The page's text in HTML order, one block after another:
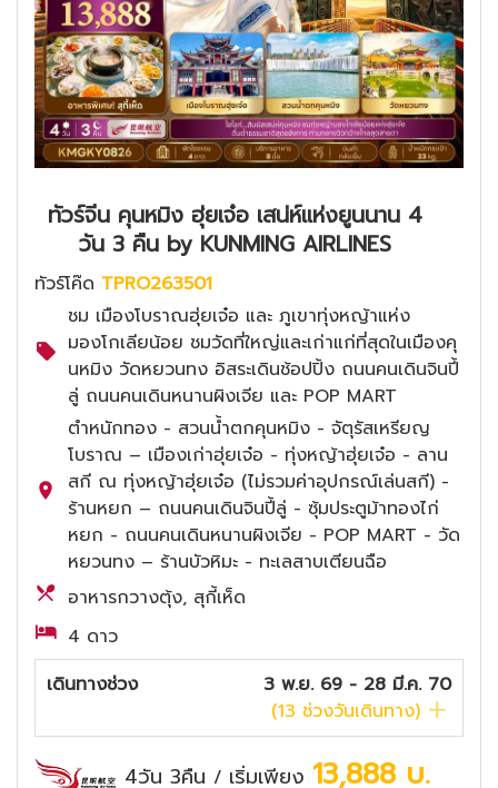
ทัวร์จีน คุนหมิง ฮุ่ยเจ๋อ เสน่ห์แห่งยูนนาน 4
วัน 3 คืน by KUNMING AIRLINES
ทัวร์โค๊ด TPRO263501
ชม เมืองโบราณฮุ่ยเจ๋อ และ ภูเขาทุ่งหญ้าแห่ง
มองโกเลียน้อย ชมวัดที่ใหญ่และเก่าแก่ที่สุดในเมืองคุ
นหมิง วัดหยวนทง อิสระเดินช้อปปิ้ง ถนนคนเดินจินปี้
ลู่ ถนนคนเดินหนานผิงเจีย และ POP MART
ตำหนักทอง - สวนน้ำตกคุนหมิง - จัตุรัสเหรียญ
โบราณ – เมืองเก่าฮุ่ยเจ๋อ - ทุ่งหญ้าฮุ่ยเจ๋อ - ลาน
สกี ณ ทุ่งหญ้าฮุ่ยเจ๋อ (ไม่รวมค่าอุปกรณ์เล่นสกี) -
ร้านหยก – ถนนคนเดินจินปี้ลู่ - ซุ้มประตูม้าทองไก่
หยก - ถนนคนเดินหนานผิงเจีย - POP MART - วัด
หยวนทง – ร้านบัวหิมะ - ทะเลสาบเตียนฉือ
อาหารกวางตุ้ง, สุกี้เห็ด
4 ดาว
เดินทางช่วง
3 พ.ย. 69 - 28 มี.ค. 70
(13 ช่วงวันเดินทาง)
4วัน 3คืน / เริ่มเพียง 13,888 บ.